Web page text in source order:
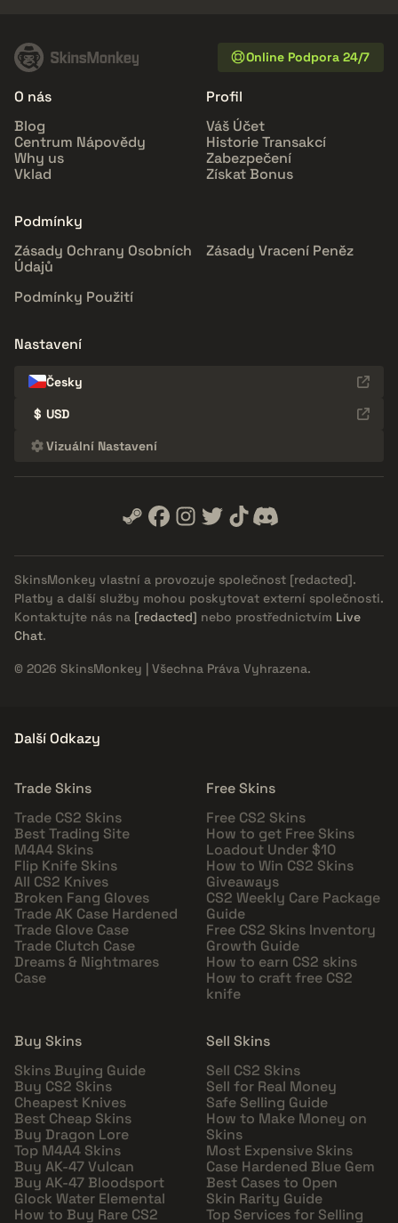
Online Podpora 24/7
O nás
Blog
Centrum Nápovědy
Why us
Vklad
Profil
Váš Účet
Historie Transakcí
Zabezpečení
Získat Bonus
Podmínky
Zásady Ochrany Osobních
Údajů
Zásady Vracení Peněz
Podmínky Použití
Nastavení
Česky
$ USD
Vizuální Nastavení
SkinsMonkey vlastní a provozuje společnost [redacted].
Platby a další služby mohou poskytovat externí společnosti.
Kontaktujte nás na [redacted] nebo prostřednictvím Live
Chat.
© 2026 SkinsMonkey | Všechna Práva Vyhrazena.
Další Odkazy
Trade Skins
Trade CS2 Skins
Best Trading Site
M4A4 Skins
Flip Knife Skins
All CS2 Knives
Broken Fang Gloves
Trade AK Case Hardened
Trade Glove Case
Trade Clutch Case
Dreams & Nightmares
Case
Free Skins
Free CS2 Skins
How to get Free Skins
Loadout Under $10
How to Win CS2 Skins
Giveaways
CS2 Weekly Care Package
Guide
Free CS2 Skins Inventory
Growth Guide
How to earn CS2 skins
How to craft free CS2
knife
Buy Skins
Skins Buying Guide
Buy CS2 Skins
Cheapest Knives
Best Cheap Skins
Buy Dragon Lore
Top M4A4 Skins
Buy AK-47 Vulcan
Buy AK-47 Bloodsport
Glock Water Elemental
How to Buy Rare CS2
Sell Skins
Sell CS2 Skins
Sell for Real Money
Safe Selling Guide
How to Make Money on
Skins
Most Expensive Skins
Case Hardened Blue Gem
Best Cases to Open
Skin Rarity Guide
Top Services for Selling